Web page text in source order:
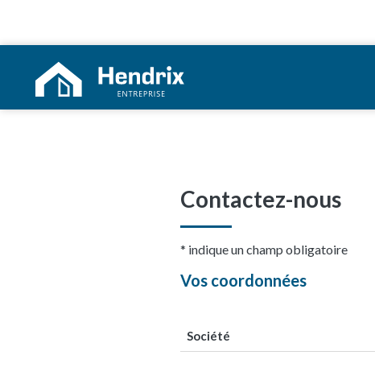
Contactez-nous
* indique un champ obligatoire
Vos coordonnées